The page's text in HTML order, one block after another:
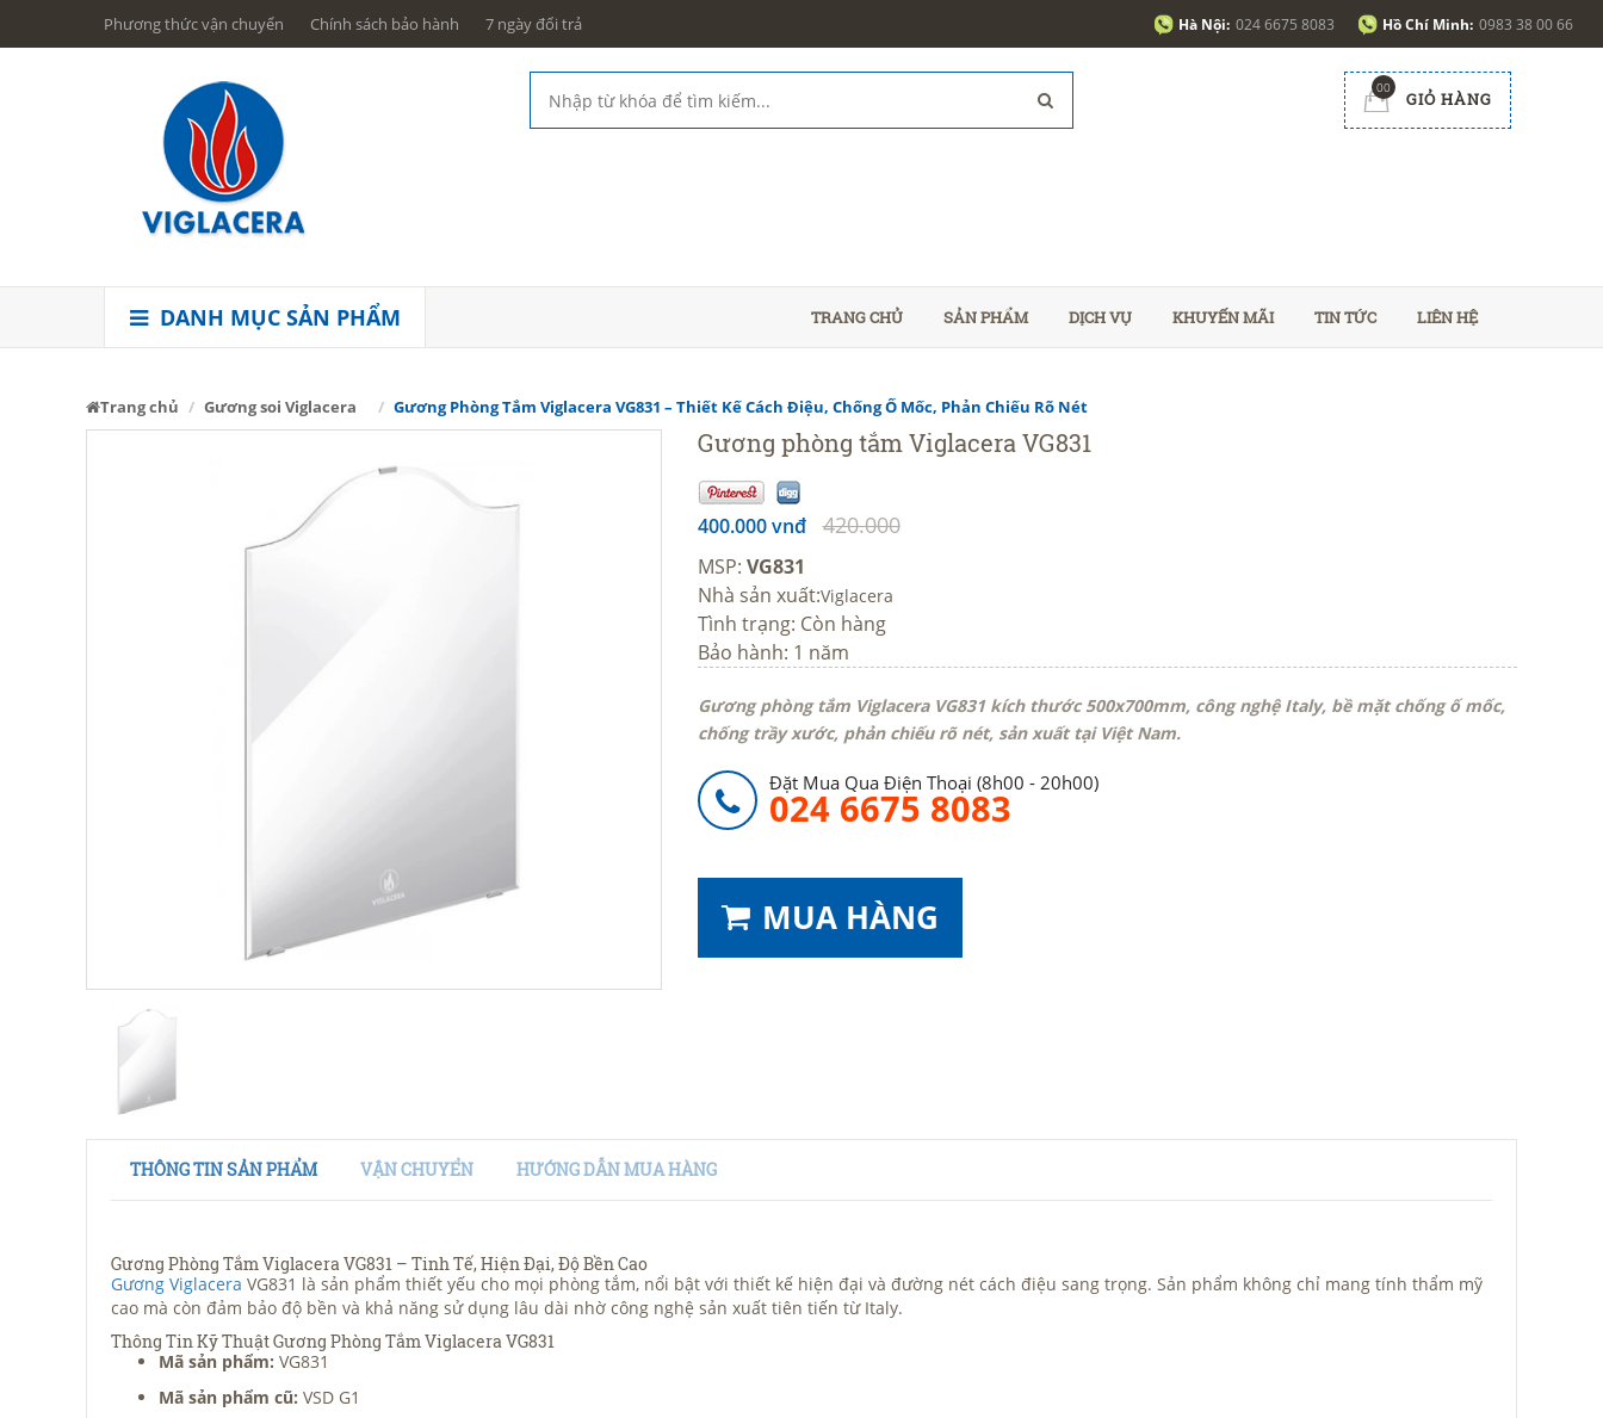
Phương thức vận chuyển Chính sách bảo hành 7 ngày đổi trả Hà Nội: 024 6675 8083 Hồ Chí Minh: 0983 38 00 66
00
GIỎ HÀNG
DANH MỤC SẢN PHẨM TRANG CHỦ SẢN PHẨM DỊCH VỤ KHUYẾN MÃI TIN TỨC LIÊN HỆ
Trang chủ Gương soi Viglacera Gương Phòng Tắm Viglacera VG831 – Thiết Kế Cách Điệu, Chống Ố Mốc, Phản Chiếu Rõ Nét
Gương phòng tắm Viglacera VG831
400.000 vnđ 420.000
MSP: VG831
Nhà sản xuất:Viglacera
Tình trạng: Còn hàng
Bảo hành: 1 năm
Gương phòng tắm Viglacera VG831 kích thước 500x700mm, công nghệ Italy, bề mặt chống ố mốc,
chống trầy xước, phản chiếu rõ nét, sản xuất tại Việt Nam.
Đặt Mua Qua Điện Thoại (8h00 - 20h00)
024 6675 8083
MUA HÀNG
THÔNG TIN SẢN PHẨM VẬN CHUYỂN HƯỚNG DẪN MUA HÀNG
Gương Phòng Tắm Viglacera VG831 – Tinh Tế, Hiện Đại, Độ Bền Cao
Gương Viglacera VG831 là sản phẩm thiết yếu cho mọi phòng tắm, nổi bật với thiết kế hiện đại và đường nét cách điệu sang trọng. Sản phẩm không chỉ mang tính thẩm mỹ
cao mà còn đảm bảo độ bền và khả năng sử dụng lâu dài nhờ công nghệ sản xuất tiên tiến từ Italy.
Thông Tin Kỹ Thuật Gương Phòng Tắm Viglacera VG831
Mã sản phẩm: VG831
Mã sản phẩm cũ: VSD G1